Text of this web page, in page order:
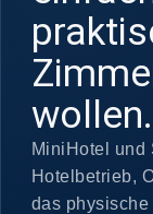
wollen.
MiniHotel und
Hotelbetrieb,
das